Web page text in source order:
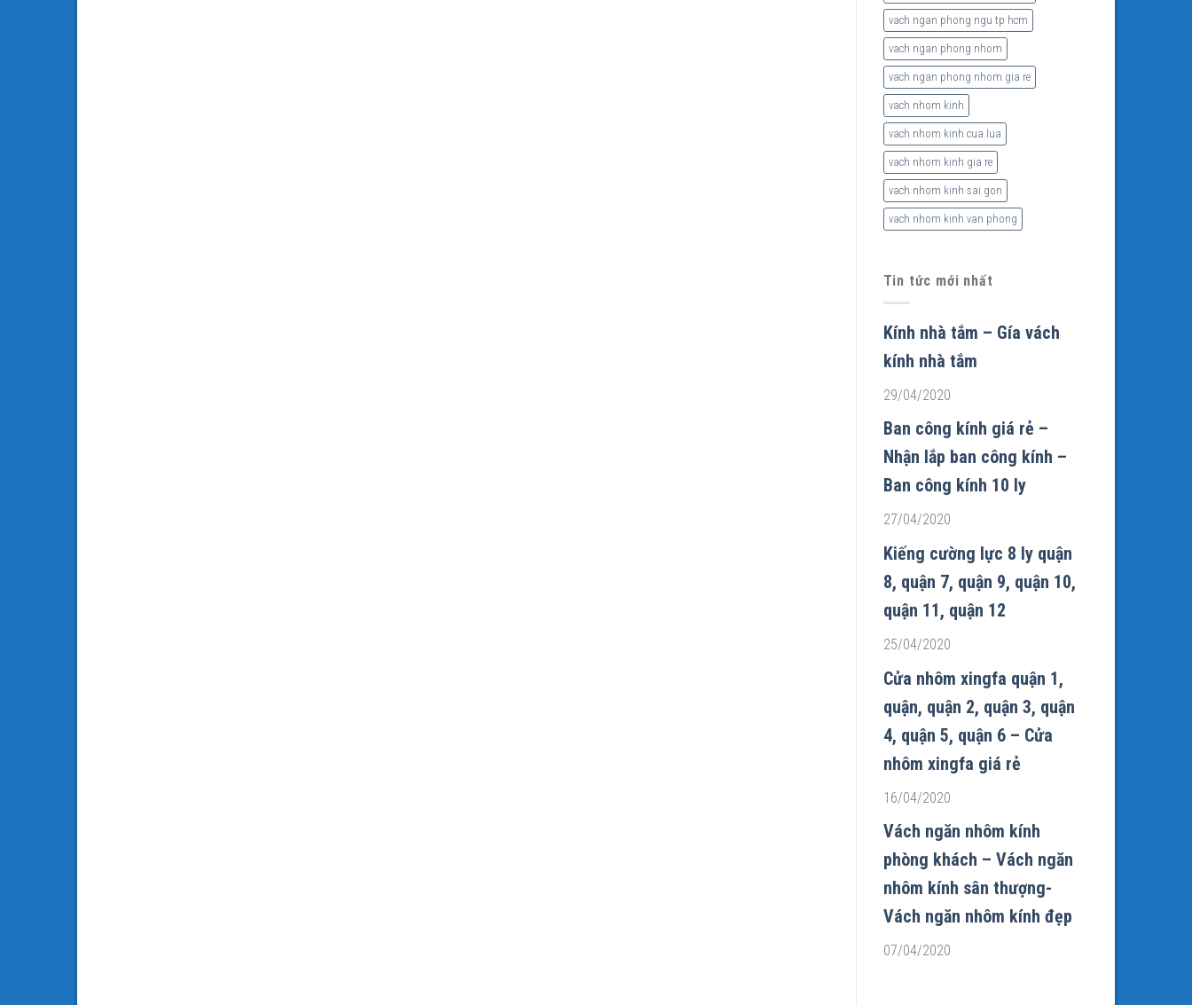
vach ngan phong ngu tp hcm
vach ngan phong nhom
vach ngan phong nhom gia re
vach nhom kinh
vach nhom kinh cua lua
vach nhom kinh gia re
vach nhom kinh sai gon
vach nhom kinh van phong
Tin tức mới nhất
Kính nhà tắm – Gía vách
kính nhà tắm
29/04/2020
Ban công kính giá rẻ –
Nhận lắp ban công kính –
Ban công kính 10 ly
27/04/2020
Kiếng cường lực 8 ly quận
8, quận 7, quận 9, quận 10,
quận 11, quận 12
25/04/2020
Cửa nhôm xingfa quận 1,
quận, quận 2, quận 3, quận
4, quận 5, quận 6 – Cửa
nhôm xingfa giá rẻ
16/04/2020
Vách ngăn nhôm kính
phòng khách – Vách ngăn
nhôm kính sân thượng-
Vách ngăn nhôm kính đẹp
07/04/2020